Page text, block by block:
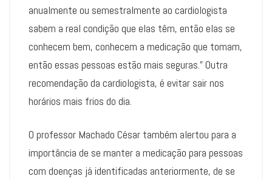
anualmente ou semestralmente ao cardiologista
sabem a real condição que elas têm, então elas se
conhecem bem, conhecem a medicação que tomam,
então essas pessoas estão mais seguras.” Outra
recomendação da cardiologista, é evitar sair nos
horários mais frios do dia.
O professor Machado César também alertou para a
importância de se manter a medicação para pessoas
com doenças já identificadas anteriormente, de se